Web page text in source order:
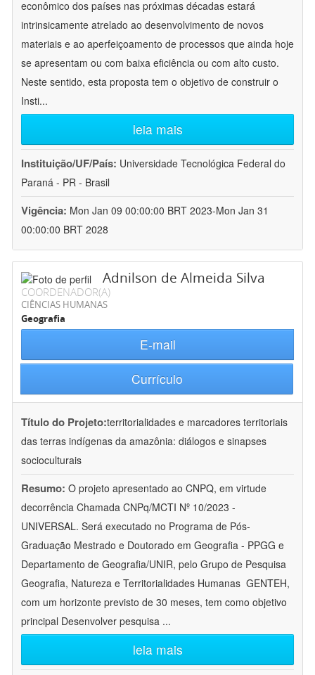
econômico dos países nas próximas décadas estará
intrinsicamente atrelado ao desenvolvimento de novos
materiais e ao aperfeiçoamento de processos que ainda hoje
se apresentam ou com baixa eficiência ou com alto custo.
Neste sentido, esta proposta tem o objetivo de construir o
Insti...
leia mais
Instituição/UF/País: Universidade Tecnológica Federal do
Paraná - PR - Brasil
Vigência: Mon Jan 09 00:00:00 BRT 2023-Mon Jan 31
00:00:00 BRT 2028
Adnilson de Almeida Silva
COORDENADOR(A)
CIÊNCIAS HUMANAS
Geografia
E-mail
Currículo
Título do Projeto:territorialidades e marcadores territoriais
das terras indígenas da amazônia: diálogos e sinapses
socioculturais
Resumo: O projeto apresentado ao CNPQ, em virtude
decorrência Chamada CNPq/MCTI Nº 10/2023 -
UNIVERSAL. Será executado no Programa de Pós-
Graduação Mestrado e Doutorado em Geografia - PPGG e
Departamento de Geografia/UNIR, pelo Grupo de Pesquisa
Geografia, Natureza e Territorialidades Humanas  GENTEH,
com um horizonte previsto de 30 meses, tem como objetivo
principal Desenvolver pesquisa ...
leia mais